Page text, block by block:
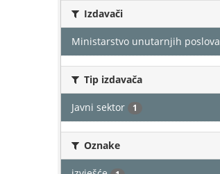
Izdavači
Ministarstvo unutarnjih poslova
Tip izdavača
Javni sektor 1
Oznake